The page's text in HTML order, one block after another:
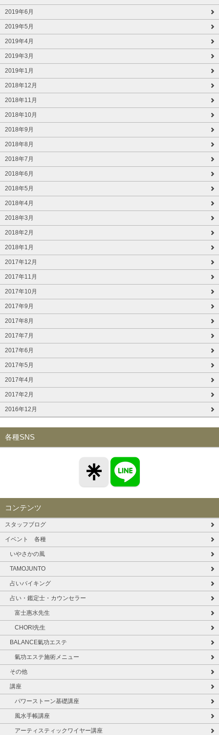
2019年6月
2019年5月
2019年4月
2019年3月
2019年1月
2018年12月
2018年11月
2018年10月
2018年9月
2018年8月
2018年7月
2018年6月
2018年5月
2018年4月
2018年3月
2018年2月
2018年1月
2017年12月
2017年11月
2017年10月
2017年9月
2017年8月
2017年7月
2017年6月
2017年5月
2017年4月
2017年2月
2016年12月
各種SNS
コンテンツ
スタッフブログ
イベント 各種
いやさかの風
TAMOJUNTO
占いバイキング
占い・鑑定士・カウンセラー
富士惠水先生
CHORI先生
BALANCE氣功エステ
氣功エステ施術メニュー
その他
講座
パワーストーン基礎講座
風水手帳講座
アーティスティックワイヤー講座